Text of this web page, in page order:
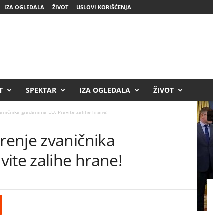
IZA OGLEDALA ŽIVOT USLOVI KORIŠĆENJA
SPEKTAR IZA OGLEDALA ŽIVOT
građanima EU: Pravite zalihe hrane!
zvaničnika
zalihe hrane!